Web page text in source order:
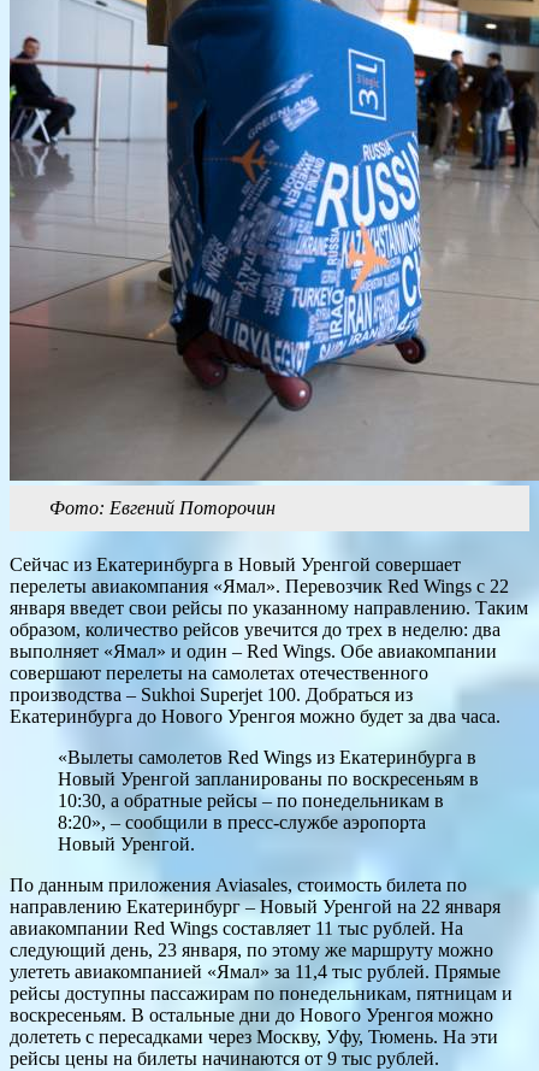
Фото: Евгений Поторочин
Сейчас из Екатеринбурга в Новый Уренгой совершает
перелеты авиакомпания «Ямал». Перевозчик Red Wings с 22
января введет свои рейсы по указанному направлению. Таким
образом, количество рейсов увечится до трех в неделю: два
выполняет «Ямал» и один – Red Wings. Обе авиакомпании
совершают перелеты на самолетах отечественного
производства – Sukhoi Superjet 100. Добраться из
Екатеринбурга до Нового Уренгоя можно будет за два часа.
«Вылеты самолетов Red Wings из Екатеринбурга в
Новый Уренгой запланированы по воскресеньям в
10:30, а обратные рейсы – по понедельникам в
8:20», – сообщили в пресс-службе аэропорта
Новый Уренгой.
По данным приложения Aviasales, стоимость билета по
направлению Екатеринбург – Новый Уренгой на 22 января
авиакомпании Red Wings составляет 11 тыс рублей. На
следующий день, 23 января, по этому же маршруту можно
улететь авиакомпанией «Ямал» за 11,4 тыс рублей. Прямые
рейсы доступны пассажирам по понедельникам, пятницам и
воскресеньям. В остальные дни до Нового Уренгоя можно
долететь с пересадками через Москву, Уфу, Тюмень. На эти
рейсы цены на билеты начинаются от 9 тыс рублей.